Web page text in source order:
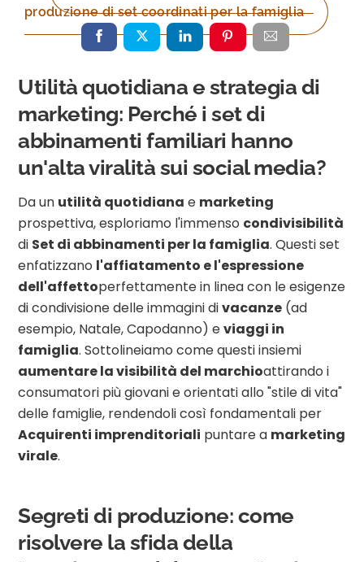
produzione di set coordinati per la famiglia
Utilità quotidiana e strategia di
marketing: Perché i set di
abbinamenti familiari hanno
un'alta viralità sui social media?
Da un utilità quotidiana e marketing
prospettiva, esploriamo l'immenso condivisibilità
di Set di abbinamenti per la famiglia. Questi set
enfatizzano l'affiatamento e l'espressione
dell'affettoperfettamente in linea con le esigenze
di condivisione delle immagini divacanze (ad
esempio, Natale, Capodanno) eviaggi in
famiglia. Sottolineiamo come questi insiemi
aumentare la visibilità del marchioattirando i
consumatori più giovani e orientati allo "stile di vita"
delle famiglie, rendendoli così fondamentali per
Acquirenti imprenditoriali puntare a marketing
virale.
Segreti di produzione: come
risolvere la sfida della